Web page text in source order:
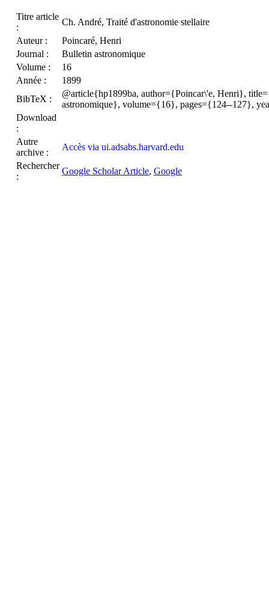
Titre article
:
Ch. André, Traité d'astronomie stellaire
Auteur :
Poincaré, Henri
Journal :
Bulletin astronomique
Volume :
16
Année :
1899
BibTeX :
@article{hp1899ba, author={Poincar\'e, Henri},
astronomique}, volume={16}, pages={124--127},
Download
:
Autre
archive :
Accès via ui.adsabs.harvard.edu
Rechercher
:
Google Scholar Article, Google